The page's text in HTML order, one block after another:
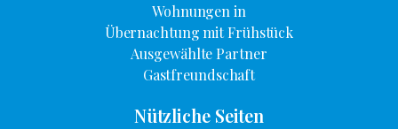
Wohnungen in
Übernachtung mit Frühstück
Ausgewählte Partner
Gastfreundschaft
Nützliche Seiten